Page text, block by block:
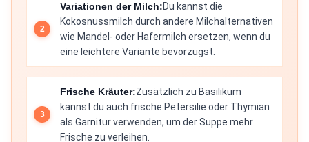
Variationen der Milch:Du kannst die
Kokosnussmilch durch andere Milchalternativen
wie Mandel- oder Hafermilch ersetzen, wenn du
eine leichtere Variante bevorzugst.
Frische Kräuter:Zusätzlich zu Basilikum
kannst du auch frische Petersilie oder Thymian
als Garnitur verwenden, um der Suppe mehr
Frische zu verleihen.